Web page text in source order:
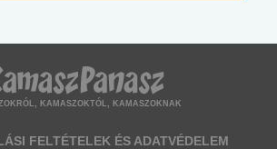
KAMASZOKTÓL, KAMASZOKNAK
FELTÉTELEK ÉS ADATVÉDELEM